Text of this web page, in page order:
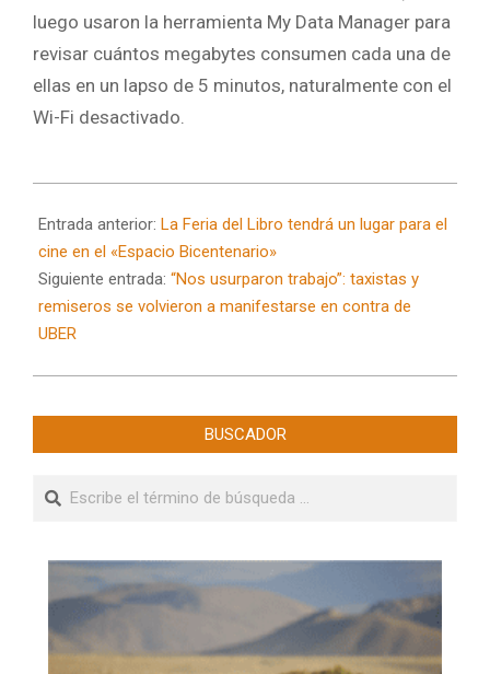
luego usaron la herramienta My Data Manager para
revisar cuántos megabytes consumen cada una de
ellas en un lapso de 5 minutos, naturalmente con el
Wi-Fi desactivado.
10-
04
Entrada anterior: La Feria del Libro tendrá un lugar para el
cine en el «Espacio Bicentenario»
Siguiente entrada: “Nos usurparon trabajo”: taxistas y
remiseros se volvieron a manifestarse en contra de
UBER
BUSCADOR
Buscar